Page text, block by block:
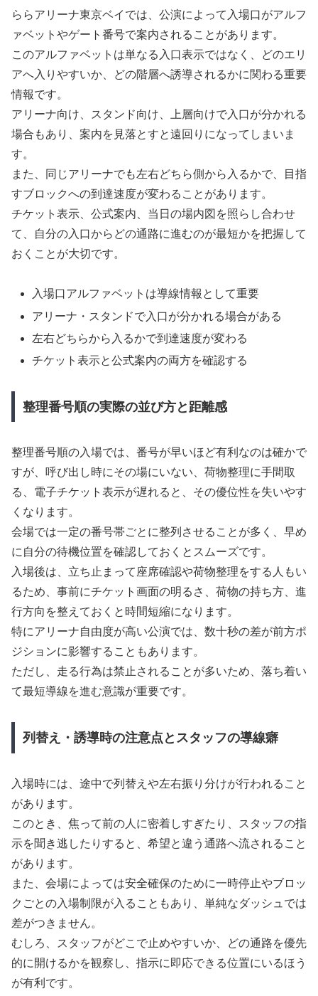
ららアリーナ東京ベイでは、公演によって入場口がアルフ
ァベットやゲート番号で案内されることがあります。
このアルファベットは単なる入口表示ではなく、どのエリ
アへ入りやすいか、どの階層へ誘導されるかに関わる重要
情報です。
アリーナ向け、スタンド向け、上層向けで入口が分かれる
場合もあり、案内を見落とすと遠回りになってしまいま
す。
また、同じアリーナでも左右どちら側から入るかで、目指
すブロックへの到達速度が変わることがあります。
チケット表示、公式案内、当日の場内図を照らし合わせ
て、自分の入口からどの通路に進むのが最短かを把握して
おくことが大切です。
入場口アルファベットは導線情報として重要
アリーナ・スタンドで入口が分かれる場合がある
左右どちらから入るかで到達速度が変わる
チケット表示と公式案内の両方を確認する
整理番号順の実際の並び方と距離感
整理番号順の入場では、番号が早いほど有利なのは確かで
すが、呼び出し時にその場にいない、荷物整理に手間取
る、電子チケット表示が遅れると、その優位性を失いやす
くなります。
会場では一定の番号帯ごとに整列させることが多く、早め
に自分の待機位置を確認しておくとスムーズです。
入場後は、立ち止まって座席確認や荷物整理をする人もい
るため、事前にチケット画面の明るさ、荷物の持ち方、進
行方向を整えておくと時間短縮になります。
特にアリーナ自由度が高い公演では、数十秒の差が前方ポ
ジションに影響することもあります。
ただし、走る行為は禁止されることが多いため、落ち着い
て最短導線を進む意識が重要です。
列替え・誘導時の注意点とスタッフの導線癖
入場時には、途中で列替えや左右振り分けが行われること
があります。
このとき、焦って前の人に密着しすぎたり、スタッフの指
示を聞き逃したりすると、希望と違う通路へ流されること
があります。
また、会場によっては安全確保のために一時停止やブロッ
クごとの入場制限が入ることもあり、単純なダッシュでは
差がつきません。
むしろ、スタッフがどこで止めやすいか、どの通路を優先
的に開けるかを観察し、指示に即応できる位置にいるほう
が有利です。